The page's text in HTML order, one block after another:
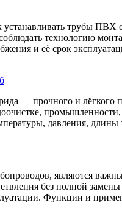
устанавливать трубы
технологию
и её срок
— прочного и лёгкого
давления,
являются
без полной
Функции и